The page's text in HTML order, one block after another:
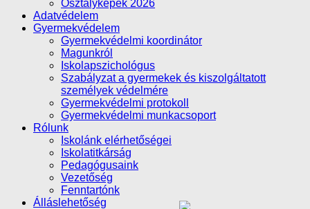
Osztályképek 2026
Adatvédelem
Gyermekvédelem
Gyermekvédelmi koordinátor
Magunkról
Iskolapszichológus
Szabályzat a gyermekek és kiszolgáltatott
személyek védelmére
Gyermekvédelmi protokoll
Gyermekvédelmi munkacsoport
Rólunk
Iskolánk elérhetőségei
Iskolatitkárság
Pedagógusaink
Vezetőség
Fenntartónk
Álláslehetőség